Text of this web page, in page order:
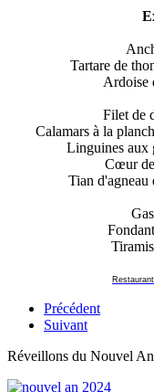
Tartare de
Ardoise
Filet de
Calamars à la
Linguines aux
Cœur
Tian d'agneau
Précédent
Suivant
Réveillons du Nouvel